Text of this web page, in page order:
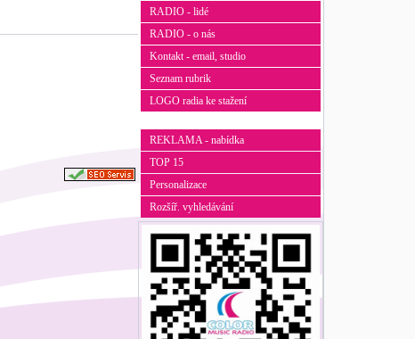
RADIO - lidé
RADIO - o nás
Kontakt - email, studio
Seznam rubrik
LOGO radia ke stažení
REKLAMA - nabídka
TOP 15
Personalizace
Rozšíř. vyhledávání